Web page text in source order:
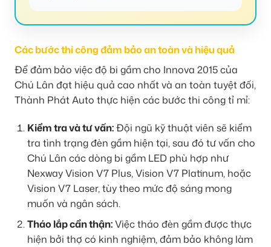
Các bước thi công đảm bảo an toàn và hiệu quả
Để đảm bảo việc độ bi gầm cho Innova 2015 của
Chú Lân đạt hiệu quả cao nhất và an toàn tuyệt đối,
Thành Phát Auto thực hiện các bước thi công tỉ mỉ:
Kiểm tra và tư vấn:Đội ngũ kỹ thuật viên sẽ kiểm
tra tình trạng đèn gầm hiện tại, sau đó tư vấn cho
Chú Lân các dòng bi gầm LED phù hợp như
Nexway Vision V7 Plus, Vision V7 Platinum, hoặc
Vision V7 Laser, tùy theo mức độ sáng mong
muốn và ngân sách.
Tháo lắp cẩn thận:Việc tháo đèn gầm được thực
hiện bởi thợ có kinh nghiệm, đảm bảo không làm